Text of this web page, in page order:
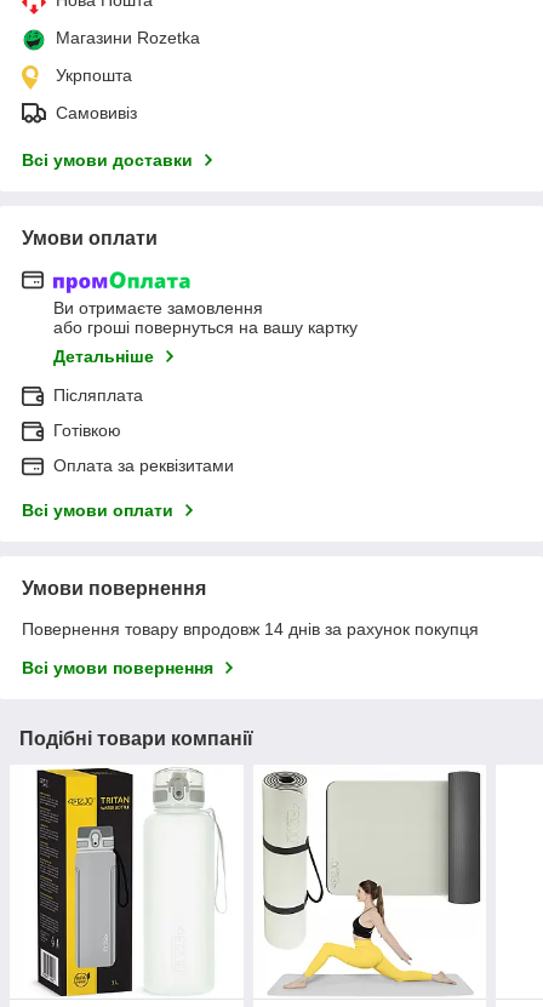
Магазини Rozetka
Укрпошта
Самовивіз
Всі умови доставки
Умови оплати
Ви отримаєте замовлення
або гроші повернуться на вашу картку
Детальніше
Післяплата
Готівкою
Оплата за реквізитами
Всі умови оплати
Умови повернення
Повернення товару впродовж 14 днів за рахунок покупця
Всі умови повернення
Подібні товари компанії